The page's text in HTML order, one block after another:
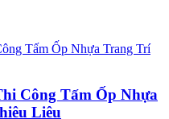
Công Tấm Ốp Nhựa
Liêu